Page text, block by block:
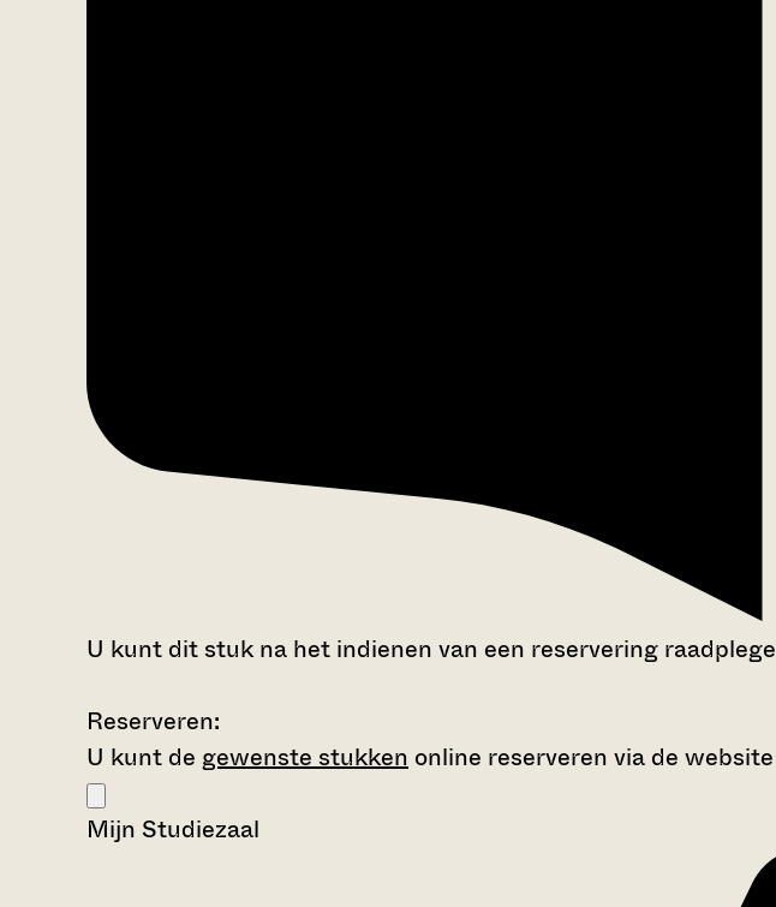
U kunt dit stuk na het indienen van een reservering
Reserveren:
U kunt de gewenste stukken online reserveren via de
Mijn Studiezaal